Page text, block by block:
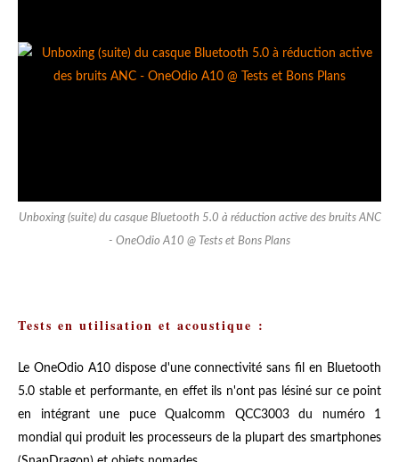
Unboxing (suite) du casque Bluetooth 5.0 à réduction active des bruits ANC
- OneOdio A10 @ Tests et Bons Plans
Tests en utilisation et acoustique :
Le OneOdio A10 dispose d'une connectivité sans fil en Bluetooth
5.0 stable et performante, en effet ils n'ont pas lésiné sur ce point
en intégrant une puce Qualcomm QCC3003 du numéro 1
mondial qui produit les processeurs de la plupart des smartphones